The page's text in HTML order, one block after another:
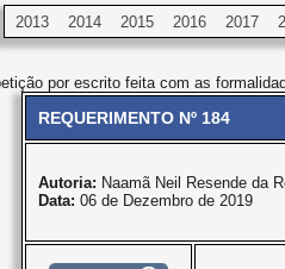
2013 2014 2015 2016 2017
por escrito feita com as
REQUERIMENTO Nº 184
Autoria: Naamã Neil Resende da
Data: 06 de Dezembro de 2019